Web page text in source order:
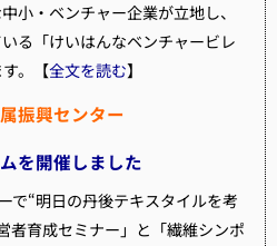
小・ベンチャー企業が立地し、
る「けいはんなベンチャービレ
。【全文を読む】
振興センター
を開催しました
“明日の丹後テキスタイルを考
者育成セミナー」と「繊維シンポ